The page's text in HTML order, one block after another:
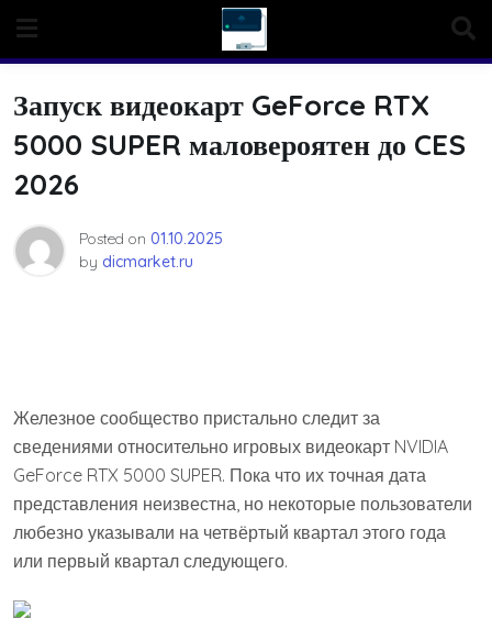
content
Запуск видеокарт GeForce RTX
5000 SUPER маловероятен до CES
2026
Posted on 01.10.2025
by dicmarket.ru
Железное сообщество пристально следит за
сведениями относительно игровых видеокарт NVIDIA
GeForce RTX 5000 SUPER. Пока что их точная дата
представления неизвестна, но некоторые пользователи
любезно указывали на четвёртый квартал этого года
или первый квартал следующего.